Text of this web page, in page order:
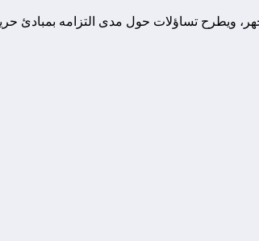
ويطرح تساؤلات حول مدى التزامه بمبادئ